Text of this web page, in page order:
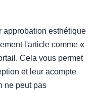
approbation esthétique
l'article comme «
Cela vous permet
et leur acompte
ne peut pas